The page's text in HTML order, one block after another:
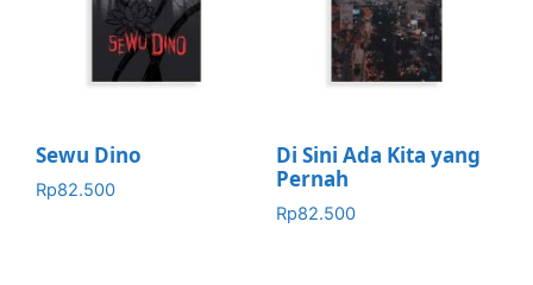
Sewu Dino
Rp82.500
Di Sini Ada Kita yang
Pernah
Rp82.500